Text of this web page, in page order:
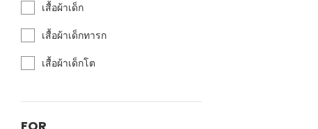
เสื้อผ้าเด็ก
เสื้อผ้าเด็กทารก
เสื้อผ้าเด็กโต